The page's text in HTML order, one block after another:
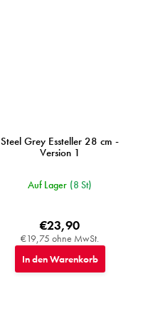
Steel Grey Essteller 28 cm -
Version 1
Auf Lager (8 St)
€19,75 ohne MwSt.
€23,90
In den Warenkorb